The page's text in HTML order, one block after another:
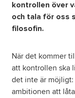
kontrollen över
och tala för oss
filosofin.
När det kommer
att kontrollen ska
det inte är möjligt:
ambitionen att